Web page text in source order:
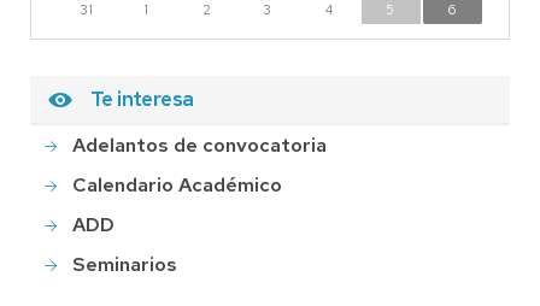
31
1 2 3 4 5 6
Te interesa
Adelantos de convocatoria
Calendario Académico
ADD
Seminarios